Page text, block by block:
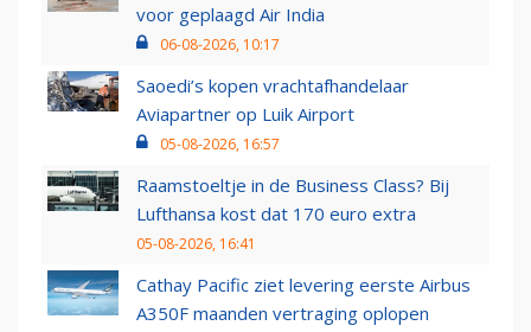
voor geplaagd Air India
06-08-2026, 10:17
Saoedi’s kopen vrachtafhandelaar
Aviapartner op Luik Airport
05-08-2026, 16:57
Raamstoeltje in de Business Class? Bij
Lufthansa kost dat 170 euro extra
05-08-2026, 16:41
Cathay Pacific ziet levering eerste Airbus
A350F maanden vertraging oplopen